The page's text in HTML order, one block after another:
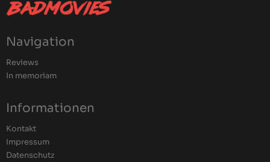
Navigation
Reviews
In memoriam
Informationen
Kontakt
Impressum
Datenschutz